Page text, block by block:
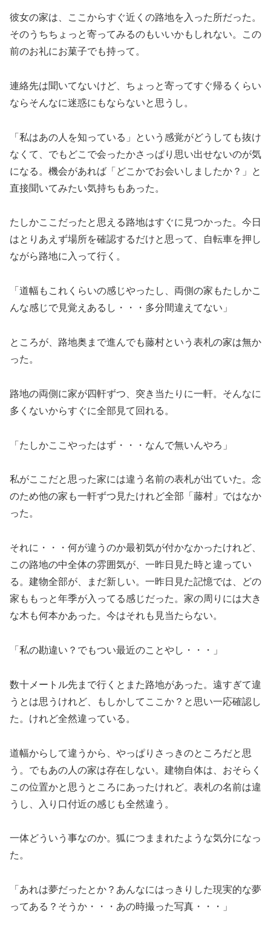
彼女の家は、ここからすぐ近くの路地を入った所だった。
そのうちちょっと寄ってみるのもいいかもしれない。この
前のお礼にお菓子でも持って。
連絡先は聞いてないけど、ちょっと寄ってすぐ帰るくらい
ならそんなに迷惑にもならないと思うし。
「私はあの人を知っている」という感覚がどうしても抜け
なくて、でもどこで会ったかさっぱり思い出せないのが気
になる。機会があれば「どこかでお会いしましたか？」と
直接聞いてみたい気持ちもあった。
たしかここだったと思える路地はすぐに見つかった。今日
はとりあえず場所を確認するだけと思って、自転車を押し
ながら路地に入って行く。
「道幅もこれくらいの感じやったし、両側の家もたしかこ
んな感じで見覚えあるし・・・多分間違えてない」
ところが、路地奥まで進んでも藤村という表札の家は無か
った。
路地の両側に家が四軒ずつ、突き当たりに一軒。そんなに
多くないからすぐに全部見て回れる。
「たしかここやったはず・・・なんで無いんやろ」
私がここだと思った家には違う名前の表札が出ていた。念
のため他の家も一軒ずつ見たけれど全部「藤村」ではなか
った。
それに・・・何が違うのか最初気が付かなかったけれど、
この路地の中全体の雰囲気が、一昨日見た時と違ってい
る。建物全部が、まだ新しい。一昨日見た記憶では、どの
家ももっと年季が入ってる感じだった。家の周りには大き
な木も何本かあった。今はそれも見当たらない。
「私の勘違い？でもつい最近のことやし・・・」
数十メートル先まで行くとまた路地があった。遠すぎて違
うとは思うけれど、もしかしてここか？と思い一応確認し
た。けれど全然違っている。
道幅からして違うから、やっぱりさっきのところだと思
う。でもあの人の家は存在しない。建物自体は、おそらく
この位置かと思うところにあったけれど。表札の名前は違
うし、入り口付近の感じも全然違う。
一体どういう事なのか。狐につままれたような気分になっ
た。
「あれは夢だったとか？あんなにはっきりした現実的な夢
ってある？そうか・・・あの時撮った写真・・・」